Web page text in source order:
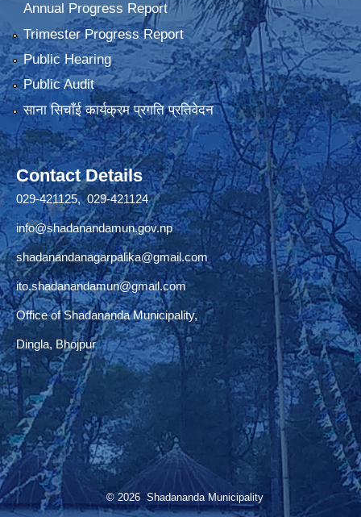
Annual Progress Report
Trimester Progress Report
Public Hearing
Public Audit
साना सिचाँई कार्यक्रम प्रगति प्रतिवेदन
Contact Details
029-421125, 029-421124
info@shadanandamun.gov.np
shadanandanagarpalika@gmail.com
ito.shadanandamun@gmail.com
Office of Shadananda Municipality,
Dingla, Bhojpur
© 2026 Shadananda Municipality